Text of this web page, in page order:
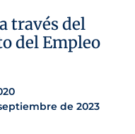
través del
del Empleo
de 2023